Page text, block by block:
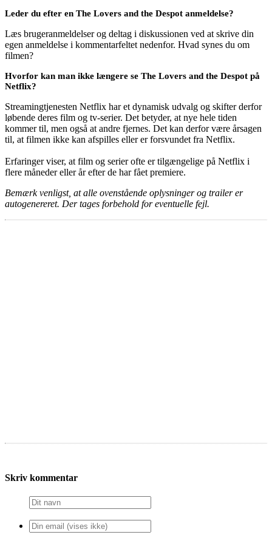
Leder du efter en The Lovers and the Despot anmeldelse?
Læs brugeranmeldelser og deltag i diskussionen ved at skrive din
egen anmeldelse i kommentarfeltet nedenfor. Hvad synes du om
filmen?
Hvorfor kan man ikke længere se The Lovers and the Despot på
Netflix?
Streamingtjenesten Netflix har et dynamisk udvalg og skifter derfor
løbende deres film og tv-serier. Det betyder, at nye hele tiden
kommer til, men også at andre fjernes. Det kan derfor være årsagen
til, at filmen ikke kan afspilles eller er forsvundet fra Netflix.
Erfaringer viser, at film og serier ofte er tilgængelige på Netflix i
flere måneder eller år efter de har fået premiere.
Bemærk venligst, at alle ovenstående oplysninger og trailer er
autogenereret. Der tages forbehold for eventuelle fejl.
Skriv kommentar